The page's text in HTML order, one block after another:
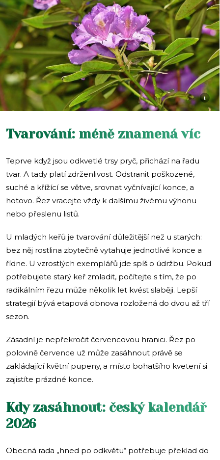
i
Tvarování: méně znamená víc
Teprve když jsou odkvetlé trsy pryč, přichází na řadu
tvar. A tady platí zdrženlivost. Odstranit poškozené,
suché a křížící se větve, srovnat vyčnívající konce, a
hotovo. Řez vracejte vždy k dalšímu živému výhonu
nebo přeslenu listů.
U mladých keřů je tvarování důležitější než u starých:
bez něj rostlina zbytečně vytahuje jednotlivé konce a
řídne. U vzrostlých exemplářů jde spíš o údržbu. Pokud
potřebujete starý keř zmladit, počítejte s tím, že po
radikálním řezu může několik let kvést slaběji. Lepší
strategií bývá etapová obnova rozložená do dvou až tří
sezon.
Zásadní je nepřekročit červencovou hranici. Řez po
polovině července už může zasáhnout právě se
zakládající květní pupeny, a místo bohatšího kvetení si
zajistíte prázdné konce.
Kdy zasáhnout: český kalendář
2026
Obecná rada „hned po odkvětu“ potřebuje překlad do